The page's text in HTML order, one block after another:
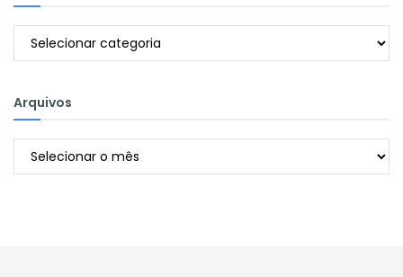
Categorias
Arquivos
Arquivos